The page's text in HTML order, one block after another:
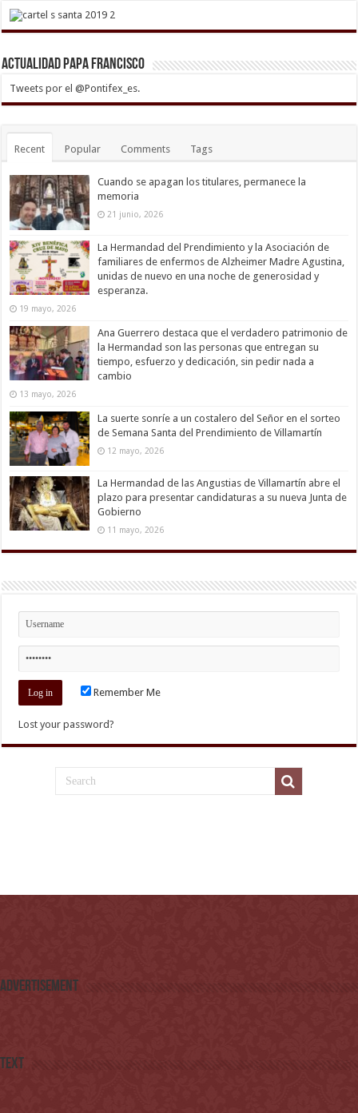
Actualidad Papa Francisco
Tweets por el @Pontifex_es.
Recent Popular Comments Tags
Cuando se apagan los titulares, permanece la
memoria
21 junio, 2026
La Hermandad del Prendimiento y la Asociación de
familiares de enfermos de Alzheimer Madre Agustina,
unidas de nuevo en una noche de generosidad y
esperanza.
19 mayo, 2026
Ana Guerrero destaca que el verdadero patrimonio de
la Hermandad son las personas que entregan su
tiempo, esfuerzo y dedicación, sin pedir nada a
cambio
13 mayo, 2026
La suerte sonríe a un costalero del Señor en el sorteo
de Semana Santa del Prendimiento de Villamartín
12 mayo, 2026
La Hermandad de las Angustias de Villamartín abre el
plazo para presentar candidaturas a su nueva Junta de
Gobierno
11 mayo, 2026
Remember Me
Lost your password?
Advertisement
Text